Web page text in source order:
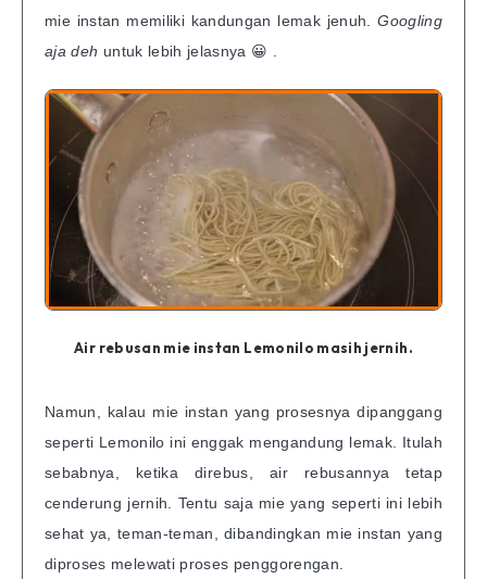
mie instan memiliki kandungan lemak jenuh.Googling
aja deh untuk lebih jelasnya 😀 .
Air rebusan mie instan Lemonilo masih jernih.
Namun, kalau mie instan yang prosesnya dipanggang
seperti Lemonilo ini enggak mengandung lemak. Itulah
sebabnya, ketika direbus, air rebusannya tetap
cenderung jernih. Tentu saja mie yang seperti ini lebih
sehat ya, teman-teman, dibandingkan mie instan yang
diproses melewati proses penggorengan.